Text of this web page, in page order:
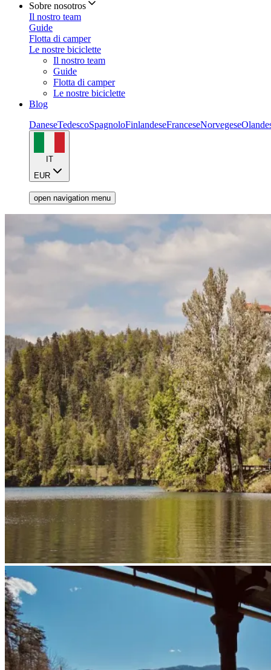
Sobre nosotros
Il nostro team
Guide
Flotta di camper
Le nostre biciclette
Il nostro team
Guide
Flotta di camper
Le nostre biciclette
Blog
DaneseTedescoSpagnoloFinlandeseFranceseNorvegese
IT
EUR
open navigation menu